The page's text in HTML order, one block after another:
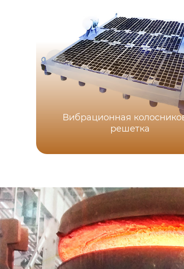
Вибрационная
решетка